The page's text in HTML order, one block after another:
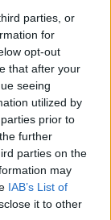
parties, or
for
opt-out
that after your
seeing
utilized by
prior to
further
parties on the
may
IAB’s List of
it to other
in Rete Festival, COB
Ballet al Teatro
di Vicenza
2,652